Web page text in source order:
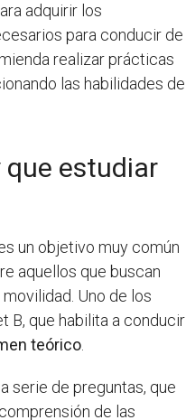
adquirir los
para conducir de
realizar prácticas
las habilidades de
estudiar
un objetivo muy común
aquellos que buscan
Uno de los
B, que habilita a conducir
teórico
serie de preguntas, que
de las